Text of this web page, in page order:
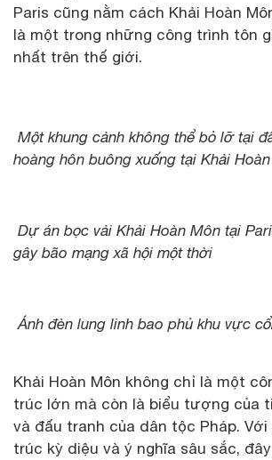
Paris cũng nằm cách Khải Hoàn
là một trong những công trình tôn
nhất trên thế giới.
Một khung cảnh không thể bỏ lỡ tại
hoàng hôn buông xuống tại Khải
Dự án bọc vải Khải Hoàn Môn tại
gây bão mạng xã hội một thời
Ánh đèn lung linh bao phủ khu vực
Khải Hoàn Môn không chỉ là một
trúc lớn mà còn là biểu tượng của
và đấu tranh của dân tộc Pháp. Với
trúc kỳ diệu và ý nghĩa sâu sắc,